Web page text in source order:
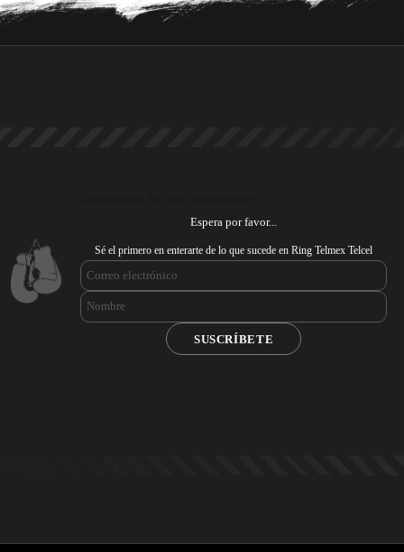
Espera por favor...
Sé el primero en enterarte de lo que sucede en Ring Telmex Telcel